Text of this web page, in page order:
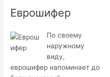
Еврошифер
По своему
наружному
виду,
еврошифер напоминает до